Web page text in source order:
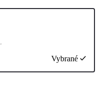
Vybrané